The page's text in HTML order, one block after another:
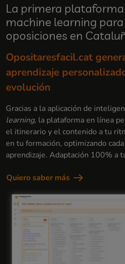
La primera
machine learning
oposiciones en
Opositaresfacil.cat
aprendizaje
evolución
Gracias a la aplicación de
learning, la plataforma en línea
el itinerario y el contenido a tu
en tu formación, optimizando
aprendizaje. Adaptación 100% a
Quiero saber más